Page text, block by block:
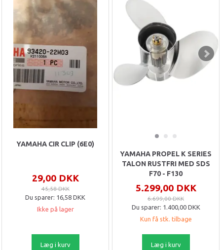
YAMAHA CIR CLIP (6E0)
29,00 DKK
45,58 DKK
Du sparer: 16,58 DKK
Ikke på lager
Læg i kurv
YAMAHA PROPEL K SERIES
TALON RUSTFRI MED SDS
F70 - F130
5.299,00 DKK
6.699,00 DKK
Du sparer: 1.400,00 DKK
Kun få stk. tilbage
Læg i kurv